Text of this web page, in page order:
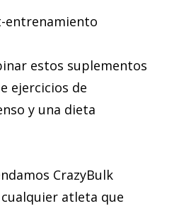
entrenamiento
estos suplementos
ejercicios de
y una dieta
CrazyBulk
atleta que